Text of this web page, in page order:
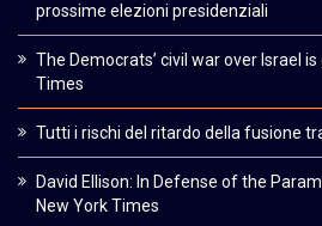
prossime elezioni presidenziali
The Democrats’ civil war over Israel
Times
Tutti i rischi del ritardo della fusione
David Ellison: In Defense of the
New York Times